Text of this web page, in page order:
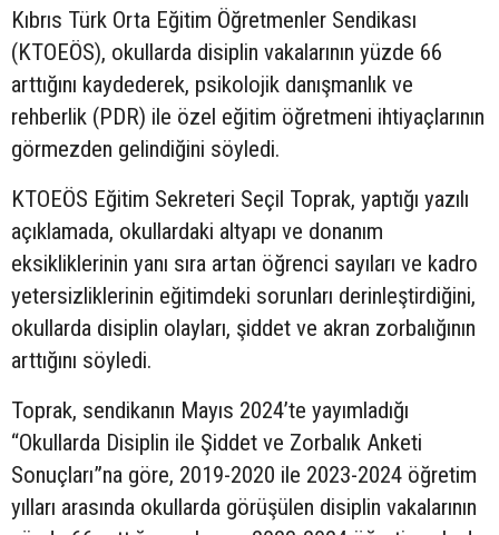
Kıbrıs Türk Orta Eğitim Öğretmenler Sendikası
(KTOEÖS), okullarda disiplin vakalarının yüzde 66
arttığını kaydederek, psikolojik danışmanlık ve
rehberlik (PDR) ile özel eğitim öğretmeni ihtiyaçlarının
görmezden gelindiğini söyledi.
KTOEÖS Eğitim Sekreteri Seçil Toprak, yaptığı yazılı
açıklamada, okullardaki altyapı ve donanım
eksikliklerinin yanı sıra artan öğrenci sayıları ve kadro
yetersizliklerinin eğitimdeki sorunları derinleştirdiğini,
okullarda disiplin olayları, şiddet ve akran zorbalığının
arttığını söyledi.
Toprak, sendikanın Mayıs 2024’te yayımladığı
“Okullarda Disiplin ile Şiddet ve Zorbalık Anketi
Sonuçları”na göre, 2019-2020 ile 2023-2024 öğretim
yılları arasında okullarda görüşülen disiplin vakalarının